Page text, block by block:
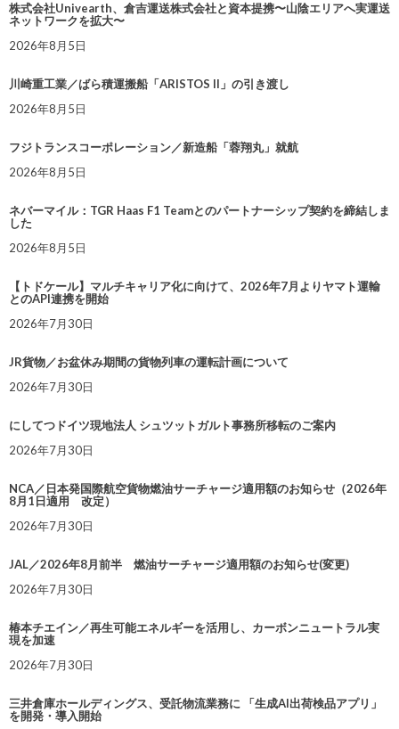
株式会社Univearth、倉吉運送株式会社と資本提携〜山陰エリアへ実運送
ネットワークを拡大〜
2026年8月5日
川崎重工業／ばら積運搬船「ARISTOS II」の引き渡し
2026年8月5日
フジトランスコーポレーション／新造船「蓉翔丸」就航
2026年8月5日
ネバーマイル：TGR Haas F1 Teamとのパートナーシップ契約を締結しま
した
2026年8月5日
【トドケール】マルチキャリア化に向けて、2026年7月よりヤマト運輸
とのAPI連携を開始
2026年7月30日
JR貨物／お盆休み期間の貨物列車の運転計画について
2026年7月30日
にしてつドイツ現地法人 シュツットガルト事務所移転のご案内
2026年7月30日
NCA／日本発国際航空貨物燃油サーチャージ適用額のお知らせ（2026年
8月1日適用 改定）
2026年7月30日
JAL／2026年8月前半 燃油サーチャージ適用額のお知らせ(変更)
2026年7月30日
椿本チエイン／再生可能エネルギーを活用し、カーボンニュートラル実
現を加速
2026年7月30日
三井倉庫ホールディングス、受託物流業務に 「生成AI出荷検品アプリ」
を開発・導入開始